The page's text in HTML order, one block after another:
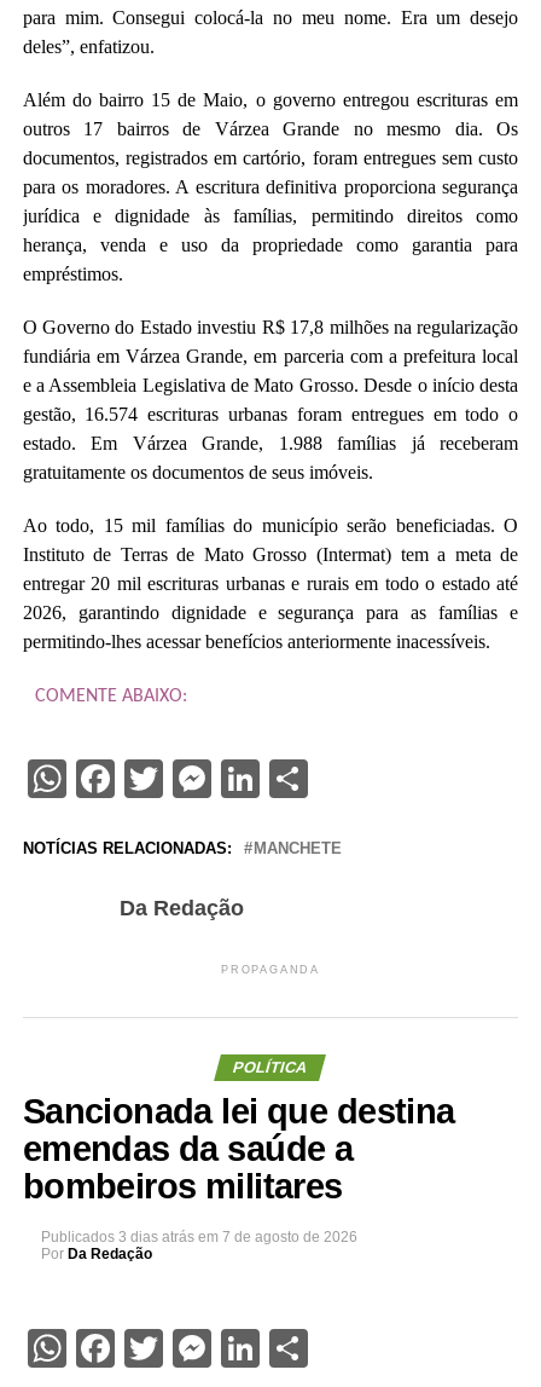
para mim. Consegui colocá-la no meu nome. Era um desejo
deles”, enfatizou.
Além do bairro 15 de Maio, o governo entregou escrituras em
outros 17 bairros de Várzea Grande no mesmo dia. Os
documentos, registrados em cartório, foram entregues sem custo
para os moradores. A escritura definitiva proporciona segurança
jurídica e dignidade às famílias, permitindo direitos como
herança, venda e uso da propriedade como garantia para
empréstimos.
O Governo do Estado investiu R$ 17,8 milhões na regularização
fundiária em Várzea Grande, em parceria com a prefeitura local
e a Assembleia Legislativa de Mato Grosso. Desde o início desta
gestão, 16.574 escrituras urbanas foram entregues em todo o
estado. Em Várzea Grande, 1.988 famílias já receberam
gratuitamente os documentos de seus imóveis.
Ao todo, 15 mil famílias do município serão beneficiadas. O
Instituto de Terras de Mato Grosso (Intermat) tem a meta de
entregar 20 mil escrituras urbanas e rurais em todo o estado até
2026, garantindo dignidade e segurança para as famílias e
permitindo-lhes acessar benefícios anteriormente inacessíveis.
COMENTE ABAIXO:
WhatsApp
Facebook
Twitter
Messenger
LinkedIn
Share
NOTÍCIAS RELACIONADAS: MANCHETE
Da Redação
PROPAGANDA
POLÍTICA
Sancionada lei que destina
emendas da saúde a
bombeiros militares
Publicados 3 dias atrás em 7 de agosto de 2026
Por Da Redação
WhatsApp
Facebook
Twitter
Messenger
LinkedIn
Share